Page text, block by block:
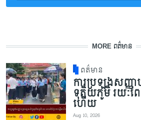
MORE ពត៌មាន
ពត៌មាន
ការប្រឡងសញ្ញ
ទុតិយភូមិ រយៈពេ
ហើយ
Aug 10, 2026